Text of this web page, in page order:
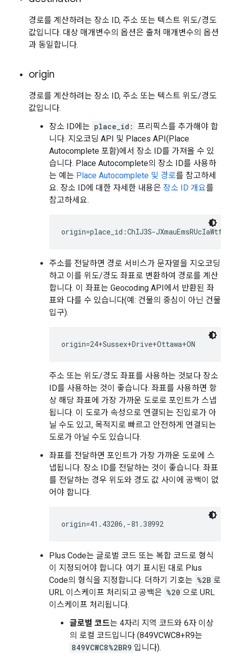
경로를 계산하려는 장소 ID, 주소 또는 텍스트 위도/경도
값입니다. 대상 매개변수의 옵션은 출처 매개변수의 옵션
과 동일합니다.
origin
경로를 계산하려는 장소 ID, 주소 또는 텍스트 위도/경도
값입니다.
장소 ID에는 place_id: 프리픽스를 추가해야 합
니다. 지오코딩 API 및 Places API(Place
Autocomplete 포함)에서 장소 ID를 가져올 수 있
습니다. Place Autocomplete의 장소 ID를 사용하
는 예는 Place Autocomplete 및 경로를 참고하세
요. 장소 ID에 대한 자세한 내용은 장소 ID 개요를
참고하세요.
주소를 전달하면 경로 서비스가 문자열을 지오코딩
하고 이를 위도/경도 좌표로 변환하여 경로를 계산
합니다. 이 좌표는 Geocoding API에서 반환된 좌
표와 다를 수 있습니다(예: 건물의 중심이 아닌 건물
입구).
주소 또는 위도/경도 좌표를 사용하는 것보다 장소
ID를 사용하는 것이 좋습니다. 좌표를 사용하면 항
상 해당 좌표에 가장 가까운 도로로 포인트가 스냅
됩니다. 이 도로가 속성으로 연결되는 진입로가 아
닐 수도 있고, 목적지로 빠르고 안전하게 연결되는
도로가 아닐 수도 있습니다.
좌표를 전달하면 포인트가 가장 가까운 도로에 스
냅됩니다. 장소 ID를 전달하는 것이 좋습니다. 좌표
를 전달하는 경우 위도와 경도 값 사이에 공백이 없
어야 합니다.
Plus Code는 글로벌 코드 또는 복합 코드로 형식
이 지정되어야 합니다. 여기 표시된 대로 Plus
Code의 형식을 지정합니다. 더하기 기호는 %2B 로
URL 이스케이프 처리되고 공백은 %20 으로 URL
이스케이프 처리됩니다.
글로벌 코드는 4자리 지역 코드와 6자 이상
의 로컬 코드입니다 (849VCWC8+R9는
849VCWC8%2BR9 입니다).